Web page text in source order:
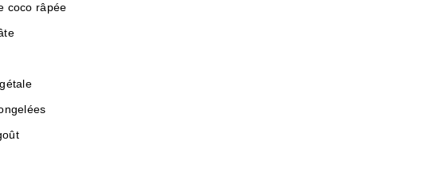
coco râpée